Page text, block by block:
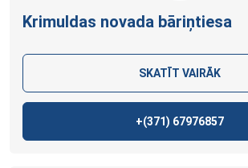
Krimuldas novada bāriņtiesa
SKATĪT VAIRĀK
+(371) 67976857